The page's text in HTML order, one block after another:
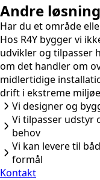
Andre
Har du et område
Hos R4Y bygger vi
udvikler og tilpasser
om det handler om
midlertidige
drift i ekstreme
Vi designer og
Vi tilpasser udstyr
behov
Vi kan levere til
formål
Kontakt